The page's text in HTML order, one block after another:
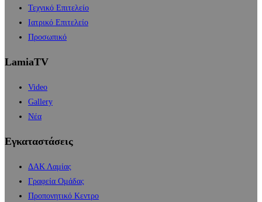
Τεχνικό Επιτελείο
Ιατρικό Επιτελείο
Προσωπικό
LamiaTV
Video
Gallery
Νέα
Εγκαταστάσεις
ΔΑΚ Λαμίας
Γραφεία Ομάδας
Προπονητικό Κεντρο